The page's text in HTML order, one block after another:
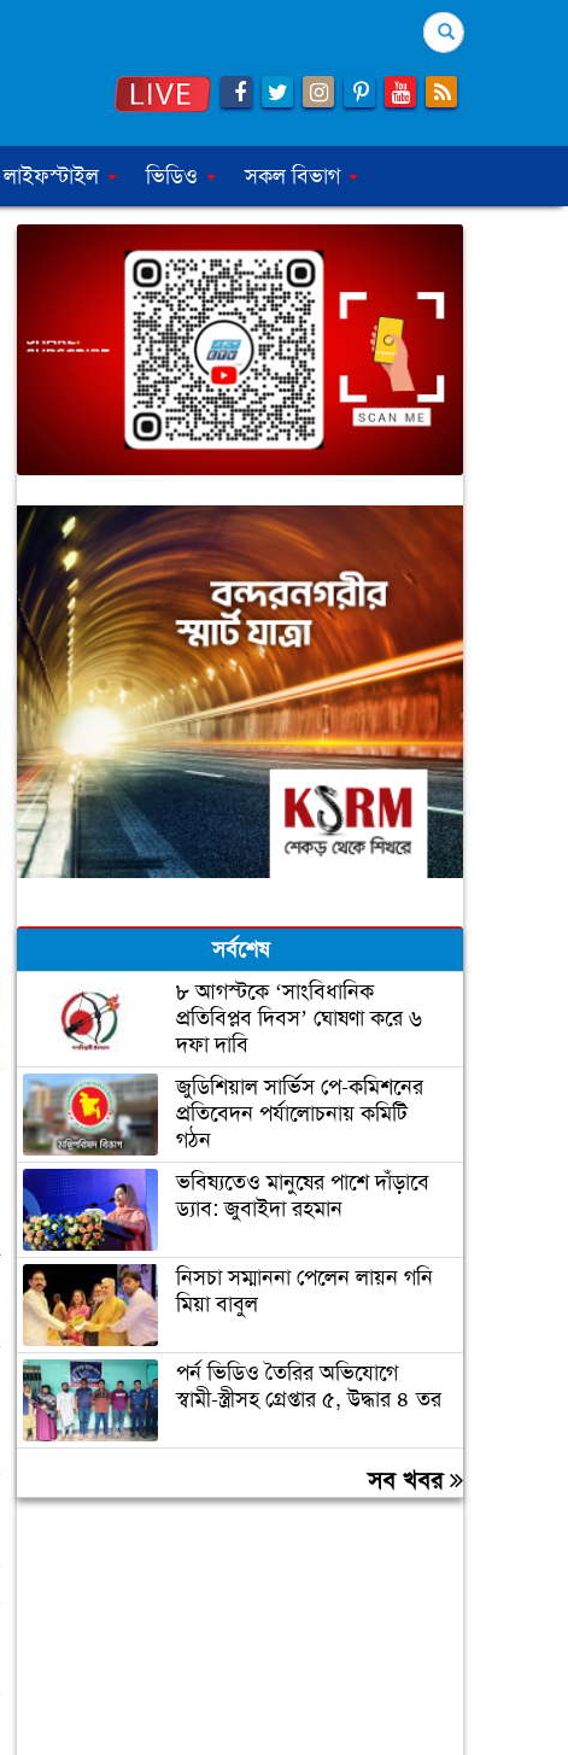
Search
লাইফস্টাইল ভিডিও সকল বিভাগ
সর্বশেষ
৮ আগস্টকে ‘সাংবিধানিক
প্রতিবিপ্লব দিবস’ ঘোষণা করে ৬
দফা দাবি
জুডিশিয়াল সার্ভিস পে-কমিশনের
প্রতিবেদন পর্যালোচনায় কমিটি
গঠন
ভবিষ্যতেও মানুষের পাশে দাঁড়াবে
ড্যাব: জুবাইদা রহমান
নিসচা সম্মাননা পেলেন লায়ন গনি
মিয়া বাবুল
পর্ন ভিডিও তৈরির অভিযোগে
স্বামী-স্ত্রীসহ গ্রেপ্তার ৫, উদ্ধার ৪ তর
আবাসিক এলাকায় ৯ ঘণ্টা হর্ন
নিষিদ্ধ করে গণবিজ্ঞপ্তি
সব খবর